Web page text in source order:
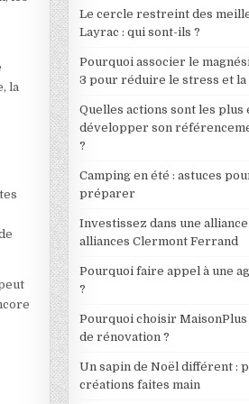
la
Le cercle restreint des
Layrac : qui sont-ils ?
Pourquoi associer le
3 pour réduire le stress et la
Quelles actions sont les plus
développer son
?
Camping en été : astuces
préparer
Investissez dans une
alliances Clermont Ferrand
Pourquoi faire appel à une
?
Pourquoi choisir
de rénovation ?
Un sapin de Noël différent :
créations faites main